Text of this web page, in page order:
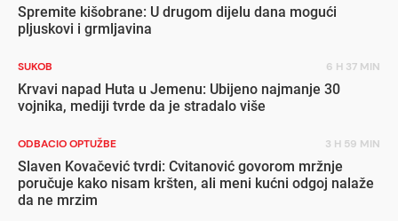
Spremite kišobrane: U drugom dijelu dana mogući
pljuskovi i grmljavina
SUKOB 6 H 37 MIN
Krvavi napad Huta u Jemenu: Ubijeno najmanje 30
vojnika, mediji tvrde da je stradalo više
ODBACIO OPTUŽBE 3 H 59 MIN
Slaven Kovačević tvrdi: Cvitanović govorom mržnje
poručuje kako nisam kršten, ali meni kućni odgoj nalaže
da ne mrzim